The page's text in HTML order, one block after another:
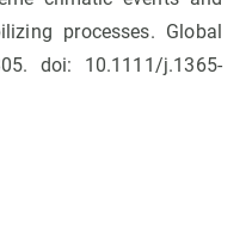
processes. Global
doi: 10.1111/j.1365-